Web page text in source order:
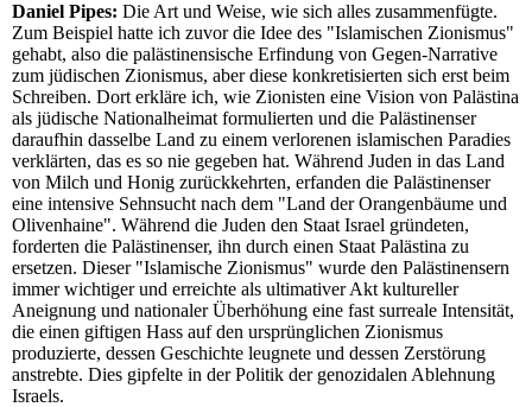
Daniel Pipes: Die Art und Weise, wie sich alles zusammenfügte.
Zum Beispiel hatte ich zuvor die Idee des "Islamischen Zionismus"
gehabt, also die palästinensische Erfindung von Gegen-Narrative
zum jüdischen Zionismus, aber diese konkretisierten sich erst beim
Schreiben. Dort erkläre ich, wie Zionisten eine Vision von Palästina
als jüdische Nationalheimat formulierten und die Palästinenser
daraufhin dasselbe Land zu einem verlorenen islamischen Paradies
verklärten, das es so nie gegeben hat. Während Juden in das Land
von Milch und Honig zurückkehrten, erfanden die Palästinenser
eine intensive Sehnsucht nach dem "Land der Orangenbäume und
Olivenhaine". Während die Juden den Staat Israel gründeten,
forderten die Palästinenser, ihn durch einen Staat Palästina zu
ersetzen. Dieser "Islamische Zionismus" wurde den Palästinensern
immer wichtiger und erreichte als ultimativer Akt kultureller
Aneignung und nationaler Überhöhung eine fast surreale Intensität,
die einen giftigen Hass auf den ursprünglichen Zionismus
produzierte, dessen Geschichte leugnete und dessen Zerstörung
anstrebte. Dies gipfelte in der Politik der genozidalen Ablehnung
Israels.